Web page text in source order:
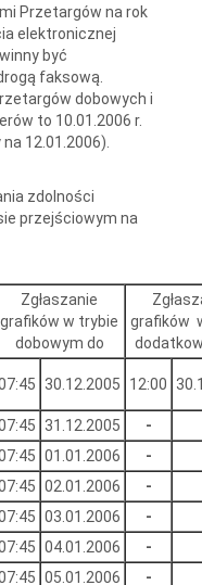
Przetargów na rok
elektronicznej
być
faksową.
dobowych i
to 10.01.2006 r.
12.01.2006).
zdolności
przejściowym na
Zgłaszanie
grafików w trybie
dobowym do
grafików
30.12.2005 12:00
31.12.2005
-
01.01.2006
-
02.01.2006
-
03.01.2006
-
04.01.2006
-
05.01.2006 -